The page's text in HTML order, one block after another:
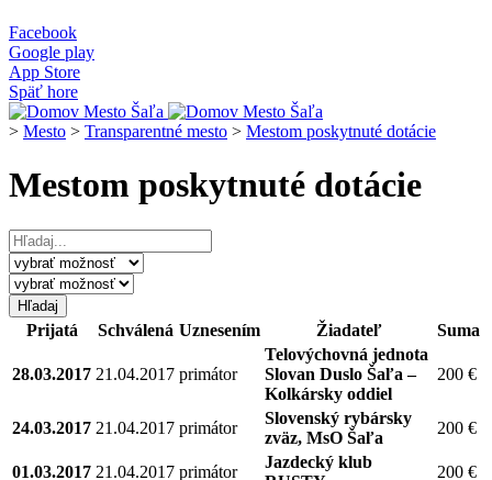
Facebook
Google play
App Store
Späť hore
> Mesto > Transparentné mesto > Mestom poskytnuté dotácie
Mestom poskytnuté dotácie
Prijatá Schválená Uznesením Žiadateľ Suma
28.03.2017 21.04.2017 primátor
Telovýchovná jednota
Slovan Duslo Šaľa –
Kolkársky oddiel
200 €
24.03.2017 21.04.2017 primátor
Slovenský rybársky
zväz, MsO Šaľa
200 €
01.03.2017 21.04.2017 primátor
Jazdecký klub
200 €